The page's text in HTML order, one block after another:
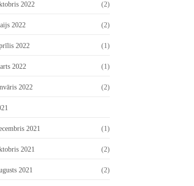
2022 (2)
2022 (2)
2022 (1)
2022 (1)
2022 (2)
2021 (1)
2021 (2)
2021 (2)